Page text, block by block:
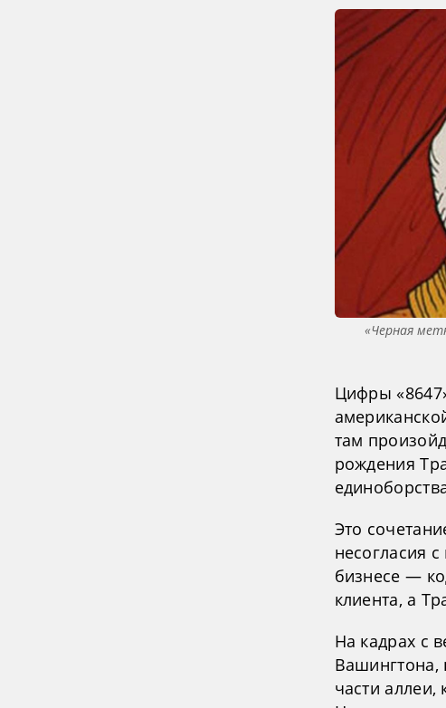
«Черная
Цифры
там
рождения
Это
несогласия
бизнесе —
клиента, а
На кадрах с
Вашингтона,
части